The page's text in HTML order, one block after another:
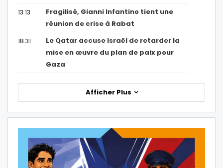
13:13
Fragilisé, Gianni Infantino tient une
réunion de crise à Rabat
18:31
Le Qatar accuse Israël de retarder la
mise en œuvre du plan de paix pour
Gaza
Afficher Plus